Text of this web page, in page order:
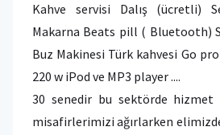
Kahve servisi Dalış (ücretli)
Makarna Beats pill ( Bluetooth)
Buz Makinesi Türk kahvesi Go
220 w iPod ve MP3 player ....
30 senedir bu sektörde hizmet
misafirlerimizi ağırlarken